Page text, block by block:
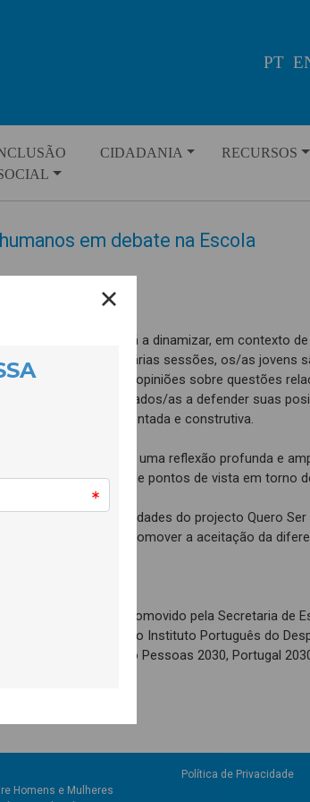
PT
CIDADANIA RECURSOS
em debate na Escola
Ser Mais E9G está a dinamizar, em contexto
Humanos. Durante várias sessões, os/as jovens
as a partilhar as suas opiniões sobre questões
sendo desafiados/as a defender suas
de maneira fundamentada e construtiva.
de cidadania propicia uma reflexão profunda e
sobre a diversidade de pontos de vista em torno
faz parte das actividades do projecto Quero Ser
crítico e promover a aceitação da
Ser Mais E9G é promovido pela Secretaria de
do Desporto, através do Instituto Português do
e é cofinanciado pelo Pessoas 2030, Portugal
Homens e Mulheres
Política de Privacidade